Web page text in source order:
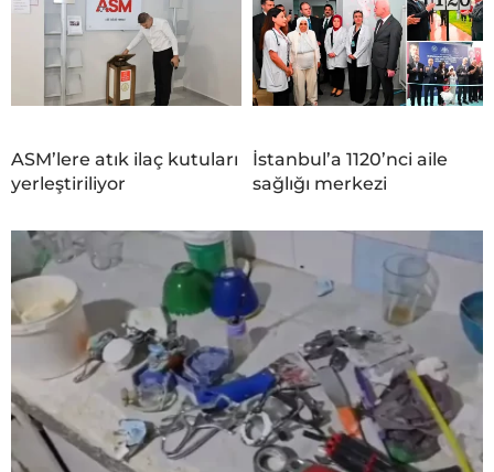
ASM’lere atık ilaç kutuları
yerleştiriliyor
İstanbul’a 1120’nci aile
sağlığı merkezi